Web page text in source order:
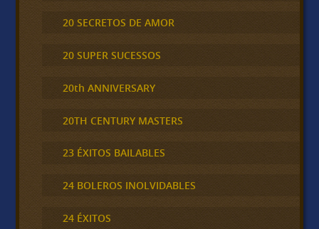
20 SECRETOS DE AMOR
20 SUPER SUCESSOS
20th ANNIVERSARY
20TH CENTURY MASTERS
23 ÉXITOS BAILABLES
24 BOLEROS INOLVIDABLES
24 ÉXITOS